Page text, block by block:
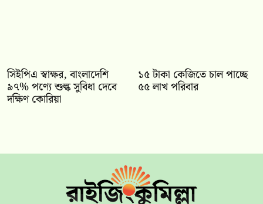
সিইপিএ স্বাক্ষর, বাংলাদেশি
৯৭% পণ্যে শুল্ক সুবিধা দেবে
দক্ষিণ কোরিয়া
১৫ টাকা কেজিতে চাল পাচ্ছে
৫৫ লাখ পরিবার